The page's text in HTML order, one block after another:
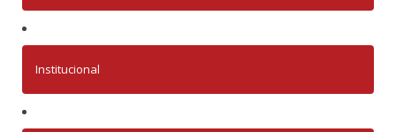
Institucional